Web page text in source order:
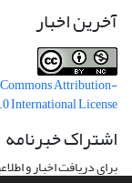
آخرین اخبار
Attribution-
International License
اشتراک خبرنامه
برای دریافت اخبار و